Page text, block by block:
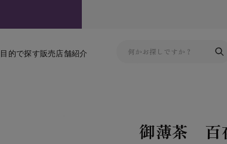
目的で探す販売店舗紹介
御薄茶 百